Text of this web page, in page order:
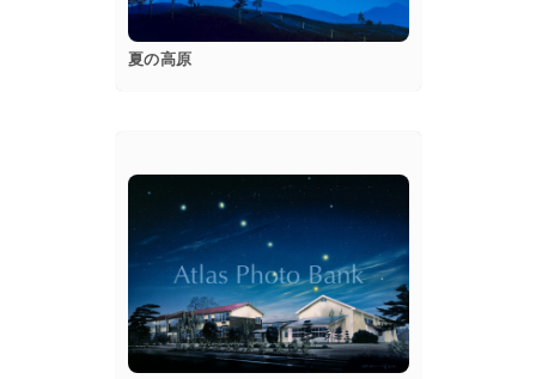
夏の高原
popup Details